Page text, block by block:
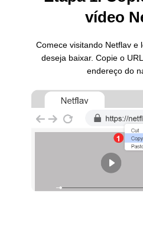
vídeo
Comece visitando Netflav e
deseja baixar. Copie o
endereço do